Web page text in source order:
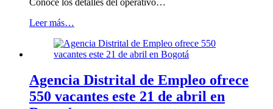
Conoce los detalles del operativo…
Leer más…
Agencia Distrital de Empleo ofrece
550 vacantes este 21 de abril en